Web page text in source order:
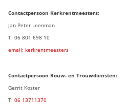
Contactpersoon Kerkrentmeesters:
Jan Peter Leenman
T: 06 801 698 10
email: kerkrentmeesters
Contactpersoon Rouw- en Trouwdiensten:
Gerrit Koster
T: 06 13711370